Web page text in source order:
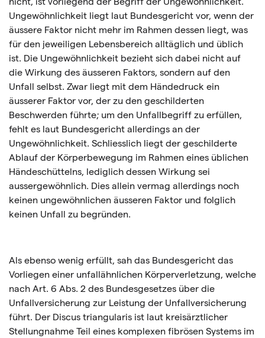
Ungewöhnlichkeit liegt laut Bundesgericht vor, wenn der
äussere Faktor nicht mehr im Rahmen dessen liegt, was
für den jeweiligen Lebensbereich alltäglich und üblich
ist. Die Ungewöhnlichkeit bezieht sich dabei nicht auf
die Wirkung des äusseren Faktors, sondern auf den
Unfall selbst. Zwar liegt mit dem Händedruck ein
äusserer Faktor vor, der zu den geschilderten
Beschwerden führte; um den Unfallbegriff zu erfüllen,
fehlt es laut Bundesgericht allerdings an der
Ungewöhnlichkeit. Schliesslich liegt der geschilderte
Ablauf der Körperbewegung im Rahmen eines üblichen
Händeschüttelns, lediglich dessen Wirkung sei
aussergewöhnlich. Dies allein vermag allerdings noch
keinen ungewöhnlichen äusseren Faktor und folglich
keinen Unfall zu begründen.
Als ebenso wenig erfüllt, sah das Bundesgericht das
Vorliegen einer unfallähnlichen Körperverletzung, welche
nach Art. 6 Abs. 2 des Bundesgesetzes über die
Unfallversicherung zur Leistung der Unfallversicherung
führt. Der Discus triangularis ist laut kreisärztlicher
Stellungnahme Teil eines komplexen fibrösen Systems im